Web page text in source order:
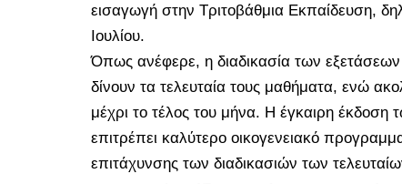
εισαγωγή στην Τριτοβάθμια Εκπαίδευση,
Ιουλίου.
Όπως ανέφερε, η διαδικασία των
δίνουν τα τελευταία τους μαθήματα, ενώ
μέχρι το τέλος του μήνα. Η έγκαιρη
επιτρέπει καλύτερο οικογενειακό
επιτάχυνσης των διαδικασιών των